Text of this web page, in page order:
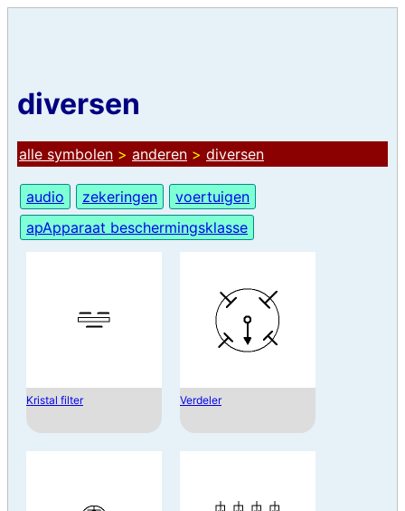
diversen
alle symbolen > anderen > diversen
audio zekeringen
voertuigen
apApparaat beschermingsklasse
Kristal filter Verdeler